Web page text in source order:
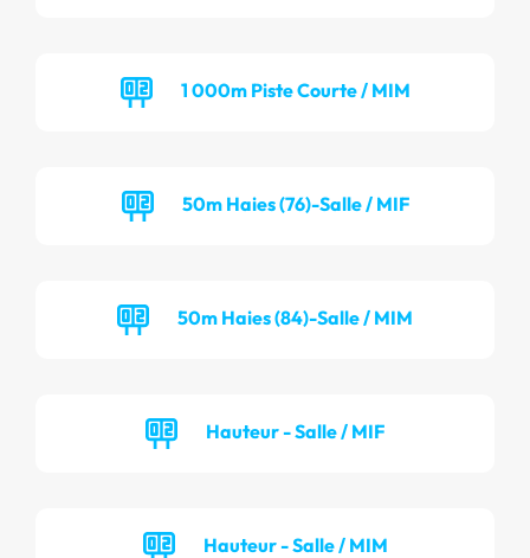
1 000m Piste Courte / MIM
50m Haies (76)-Salle / MIF
50m Haies (84)-Salle / MIM
Hauteur - Salle / MIF
Hauteur - Salle / MIM